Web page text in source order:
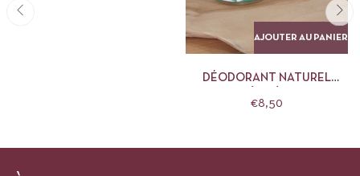
AJOUTER AU PANIER
DÉODORANT NATUREL
VIVIEN
€8,50